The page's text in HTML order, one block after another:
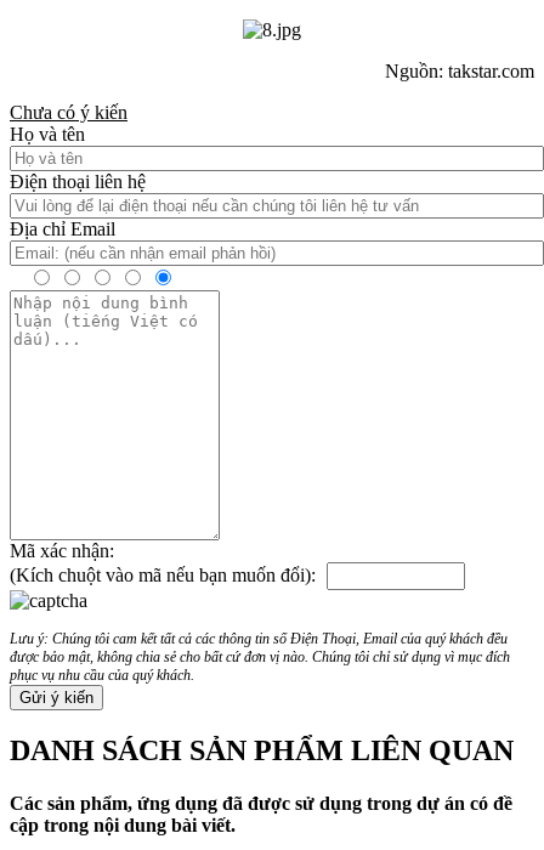
Nguồn: takstar.com
Chưa có ý kiến
Họ và tên
Điện thoại liên hệ
Địa chỉ Email
Mã xác nhận:
(Kích chuột vào mã nếu bạn muốn đổi):
Lưu ý: Chúng tôi cam kết tất cả các thông tin số Điện Thoại, Email của quý khách đều
được bảo mật, không chia sẻ cho bất cứ đơn vị nào. Chúng tôi chỉ sử dụng vì mục đích
phục vụ nhu cầu của quý khách.
DANH SÁCH SẢN PHẨM LIÊN QUAN
Các sản phẩm, ứng dụng đã được sử dụng trong dự án có đề
cập trong nội dung bài viết.